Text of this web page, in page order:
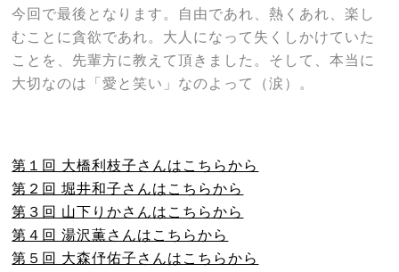
今回で最後となります。自由であれ、熱くあれ、楽し
むことに貪欲であれ。大人になって失くしかけていた
ことを、先輩方に教えて頂きました。そして、本当に
大切なのは「愛と笑い」なのよって（涙）。
第１回 大橋利枝子さんはこちらから
第２回 堀井和子さんはこちらから
第３回 山下りかさんはこちらから
第４回 湯沢薫さんはこちらから
第５回 大森伃佑子さんはこちらから